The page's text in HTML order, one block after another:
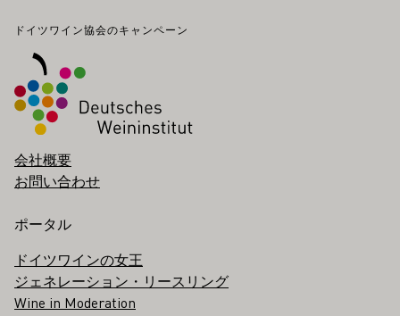
フッター
ドイツワイン協会のキャンペーン
会社概要
お問い合わせ
ポータル
ドイツワインの女王
ジェネレーション・リースリング
Wine in Moderation